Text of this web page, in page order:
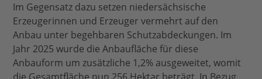
Im Gegensatz dazu setzen niedersächsische
Erzeugerinnen und Erzeuger vermehrt auf den
Anbau unter begehbaren Schutzabdeckungen. Im
Jahr 2025 wurde die Anbaufläche für diese
Anbauform um zusätzliche 1,2% ausgeweitet, womit